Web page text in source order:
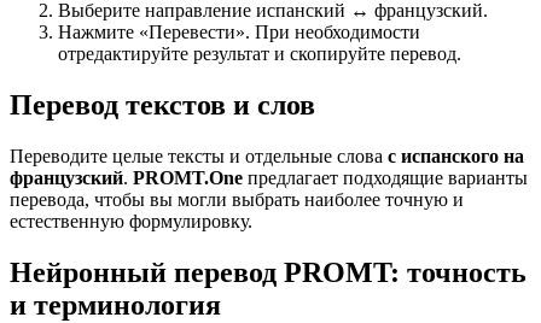
Выберите направление испанский ↔ французский.
Нажмите «Перевести». При необходимости
отредактируйте результат и скопируйте перевод.
Перевод текстов и слов
Переводите целые тексты и отдельные слова с испанского на
французский. PROMT.One предлагает подходящие варианты
перевода, чтобы вы могли выбрать наиболее точную и
естественную формулировку.
Нейронный перевод PROMT: точность
и терминология